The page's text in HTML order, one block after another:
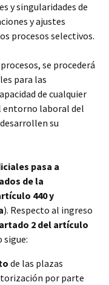
y singularidades de
y ajustes
procesos selectivos.
se procederá
para las
de cualquier
entorno laboral del
su
pasa a
de la
440 y
). Respecto al ingreso
2 del artículo
sigue:
de las plazas
por parte